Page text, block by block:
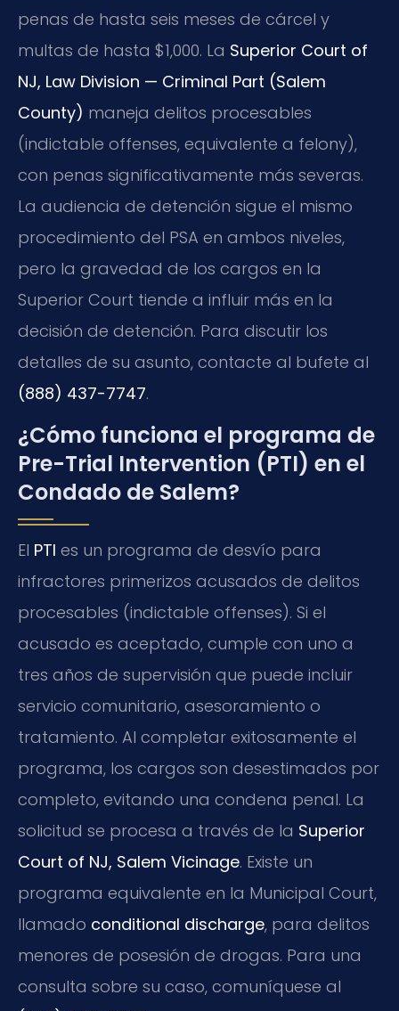
penas de hasta seis meses de cárcel y
multas de hasta $1,000. La Superior Court of
NJ, Law Division — Criminal Part (Salem
County) maneja delitos procesables
(indictable offenses, equivalente a felony),
con penas significativamente más severas.
La audiencia de detención sigue el mismo
procedimiento del PSA en ambos niveles,
pero la gravedad de los cargos en la
Superior Court tiende a influir más en la
decisión de detención. Para discutir los
detalles de su asunto, contacte al bufete al
(888) 437-7747.
¿Cómo funciona el programa de
Pre-Trial Intervention (PTI) en el
Condado de Salem?
El PTI es un programa de desvío para
infractores primerizos acusados de delitos
procesables (indictable offenses). Si el
acusado es aceptado, cumple con uno a
tres años de supervisión que puede incluir
servicio comunitario, asesoramiento o
tratamiento. Al completar exitosamente el
programa, los cargos son desestimados por
completo, evitando una condena penal. La
solicitud se procesa a través de la Superior
Court of NJ, Salem Vicinage. Existe un
programa equivalente en la Municipal Court,
llamado conditional discharge, para delitos
menores de posesión de drogas. Para una
consulta sobre su caso, comuníquese al